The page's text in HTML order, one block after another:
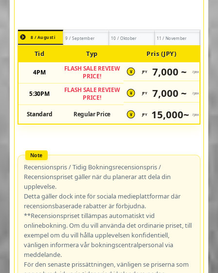
8 / Augusti 9 / September 10 / Oktober 11 / November
Tid Typ Pris (JPY)
4PM
FLASH SALE REVIEW
PRICE!
¥ JPY 7,000 ~ /pax
5:30PM
FLASH SALE REVIEW
PRICE!
¥ JPY 7,000 ~ /pax
Standard Regular Price ¥ JPY 15,000~ /pax
Recensionspris / Tidig Bokningsrecensionspris /
Recensionspriset gäller när du planerar att dela din
upplevelse.
Detta gäller dock inte för sociala medieplattformar där
recensionsbaserade rabatter är förbjudna.
**Recensionspriset tillämpas automatiskt vid
onlinebokning. Om du vill använda det ordinarie priset, till
exempel om du vill hålla upplevelsen konfidentiell,
vänligen informera vår bokningscentralpersonal via
meddelande.
För den senaste prissättningen, vänligen se priserna som